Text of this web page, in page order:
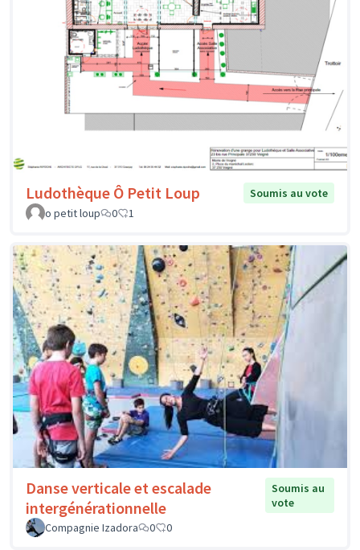
Ludothèque Ô Petit Loup
Soumis au vote
o petit loup
0 1
Danse verticale et escalade
intergénérationnelle
Soumis au
vote
Compagnie Izadora
0 0